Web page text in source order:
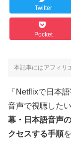
Twitter
Pocket
本記事にはアフィリ
「Netflixで日本
音声で視聴した
幕・日本語音声
クセスする手順